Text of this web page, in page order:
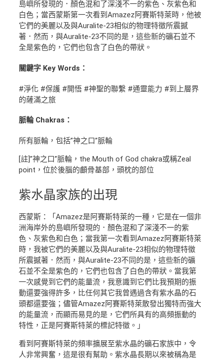
島嶼所發現的．顏色混和了深淺不一的紫色、灰紫色和
白色；當西蒙斯第一次看到Amazez阿賽斯特萊時，他被
它們的美麗以及與Auralite-23相似的物理特徵所震撼
著．然而，與Auralite-23不同的是，這些新的礦石並不
全是紫色的，它們也包含了白色的帶狀。
關鍵字 Key Words：
#淨化 #保護 #開悟 #神聖的聯繫 #通靈能力 #到上層界
的薩滿之旅
脈輪 Chakras：
所有脈輪，包括”神之口”脈輪
[註]”神之口”脈輪，the Mouth of God chakra或稱Zeal
point，位於後腦的顱骨基部，頭枕的部位
紫水晶家族的出現
西蒙斯：「Amazez是阿賽斯特萊的一種，它是在一個非
洲海岸外的島嶼所發現的．顏色混和了深淺不一的紫
色、灰紫色和白色；當我第一次看到Amazez阿賽斯特萊
時，我被它們的美麗以及與Auralite-23相似的物理特徵
所震撼著．然而，與Auralite-23不同的是，這些新的礦
石並不全是紫色的，它們也包含了白色的帶狀。當我第
一次感覺到它們的能量流，我意識到它們比我預期的振
動還要強得許多，比任何其它我曾遇過含有紫水晶的石
頭都還要強；儘管Amazez阿賽斯特萊散發出獨特而強大
的能量流，而顯而易見的是，它們所具有的高頻振動的
特性，正是阿賽斯特萊的標記特徵。」
看到阿賽斯特萊的頻率擴展至紫水晶的礦石家族中，令
人非常興奮，這是很有幫助。紫水晶長期以來被稱為是